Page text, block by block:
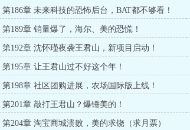
第186章 未来科技的恐怖后台，BAT都不够看！
第189章 销量爆了，海尔、美的恐慌！
第192章 沈怀瑾夜袭王君山，新项目启动！
第195章 让王君山过不好这个年！
第198章 社区团购进展，农场国际版上线！
第201章 敲打王君山？爆锤美的！
第204章 淘宝商城溃败，美的求饶（求月票）